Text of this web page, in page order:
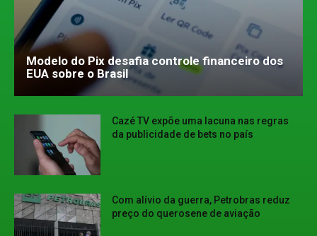
Modelo do Pix desafia controle financeiro dos
EUA sobre o Brasil
Cazé TV expõe uma lacuna nas regras
da publicidade de bets no país
Com alívio da guerra, Petrobras reduz
preço do querosene de aviação